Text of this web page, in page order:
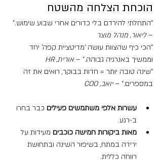
הוכחת הצלחה מהשטח
“התחלתי להירדם בלי כדורים אחרי שבוע שימוש.”
– ליאור, מנהל מוצר
“הכי כיף שהצוות עושה ‘מדיטציית קפה’ יחד
וממשיך באנרגיה גבוהה.” – אורית, HR
“שינה טובה יותר = חדות בבוקר, רואים את זה
במספרים.” – יואב, COO
עשרות אלפי משתמשים פעילים כבר בחרו
ב-רגע.
מאות ביקורות חמישה כוכבים מעידות על
ירידה במתח, בשיפור השינה ובתחושת
רווחה כללית.